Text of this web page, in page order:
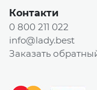
Контакти
0 800 211 022
info@lady.best
Заказать